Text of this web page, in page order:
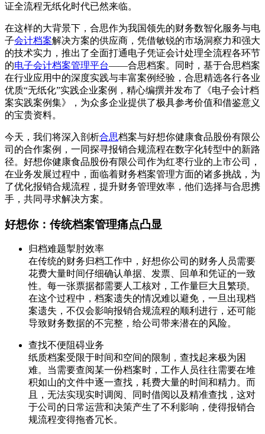
证全流程无纸化时代已然来临。
在这样的大背景下，合思作为我国领先的财务数智化服务与电
子会计档案解决方案的供应商，凭借敏锐的市场洞察力和强大
的技术实力，推出了全面打通电子凭证会计处理全流程各环节
的电子会计档案管理平台——合思档案。同时，基于合思档案
在行业应用中的深度实践与丰富案例经验，合思精选各行各业
优质“无纸化”实践企业案例，精心编撰并发布了《电子会计档
案实践案例集》，为众多企业提供了极具参考价值和借鉴意义
的宝贵资料。
今天，我们将深入剖析合思档案与好想你健康食品股份有限公
司的合作案例，一同探寻报销合规流程在数字化转型中的新路
径。好想你健康食品股份有限公司作为红枣行业的上市公司，
在业务发展过程中，面临着财务档案管理方面的诸多挑战，为
了优化报销合规流程，提升财务管理效率，他们选择与合思携
手，共同寻求解决方案。
好想你：传统档案管理痛点凸显
归档难题掣肘效率
在传统的财务归档工作中，好想你公司的财务人员需要
花费大量时间仔细确认单据、发票、回单和凭证的一致
性。每一张票据都需要人工核对，工作量巨大且繁琐。
在这个过程中，档案遗失的情况难以避免，一旦出现档
案遗失，不仅会影响报销合规流程的顺利进行，还可能
导致财务数据的不完整，给公司带来潜在的风险。
查找不便阻碍业务
纸质档案受限于时间和空间的限制，查找起来极为困
难。当需要查阅某一份档案时，工作人员往往需要在堆
积如山的文件中逐一查找，耗费大量的时间和精力。而
且，无法实现实时调阅、同时借阅以及精准查找，这对
于公司的日常运营和决策产生了不利影响，使得报销合
规流程变得拖沓冗长。